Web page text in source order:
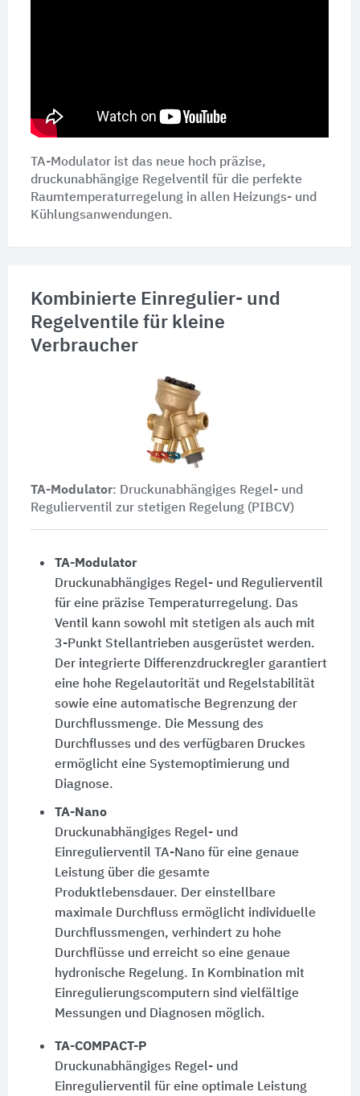
TA-Modulator ist das neue hoch präzise,
druckunabhängige Regelventil für die perfekte
Raumtemperaturregelung in allen Heizungs- und
Kühlungsanwendungen.
Kombinierte Einregulier- und
Regelventile für kleine
Verbraucher
TA-Modulator: Druckunabhängiges Regel- und
Regulierventil zur stetigen Regelung (PIBCV)
TA-Modulator
Druckunabhängiges Regel- und Regulierventil
für eine präzise Temperaturregelung. Das
Ventil kann sowohl mit stetigen als auch mit
3-Punkt Stellantrieben ausgerüstet werden.
Der integrierte Differenzdruckregler garantiert
eine hohe Regelautorität und Regelstabilität
sowie eine automatische Begrenzung der
Durchflussmenge. Die Messung des
Durchflusses und des verfügbaren Druckes
ermöglicht eine Systemoptimierung und
Diagnose.
TA-Nano
Druckunabhängiges Regel- und
Einregulierventil TA-Nano für eine genaue
Leistung über die gesamte
Produktlebensdauer. Der einstellbare
maximale Durchfluss ermöglicht individuelle
Durchflussmengen, verhindert zu hohe
Durchflüsse und erreicht so eine genaue
hydronische Regelung. In Kombination mit
Einregulierungscomputern sind vielfältige
Messungen und Diagnosen möglich.
TA-COMPACT-P
Druckunabhängiges Regel- und
Einregulierventil für eine optimale Leistung